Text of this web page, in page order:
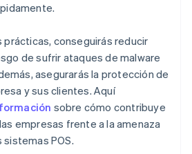
prácticas, conseguirás reducir
de sufrir ataques de malware
asegurarás la protección de
y sus clientes. Aquí
sobre cómo contribuye
empresas frente a la amenaza
sistemas POS.